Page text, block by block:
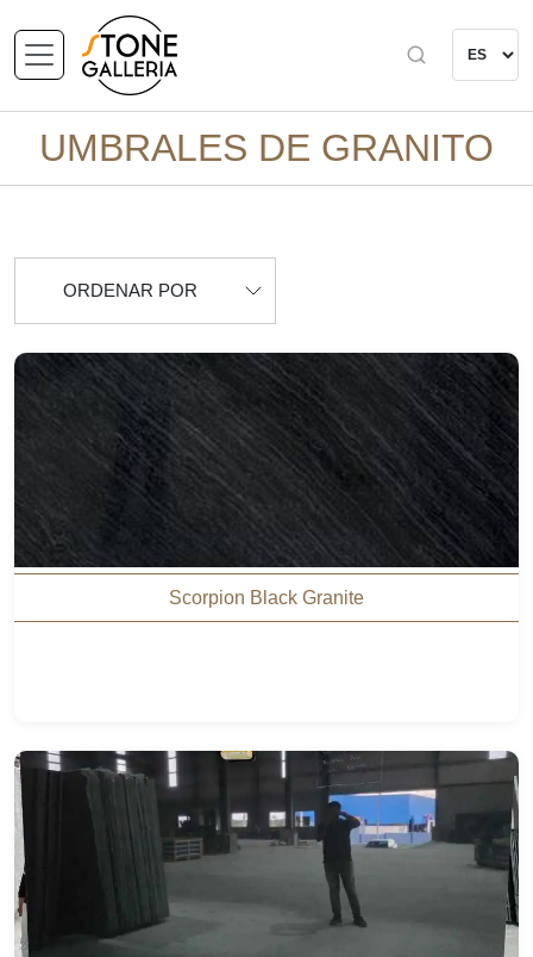
UMBRALES DE GRANITO
ORDENAR POR
Scorpion Black Granite